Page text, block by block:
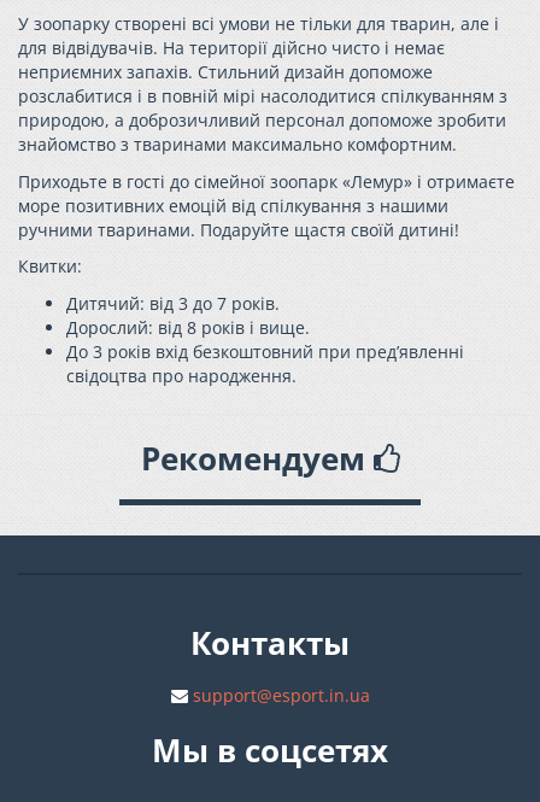
У зоопарку створені всі умови не тільки для тварин, але і
для відвідувачів. На території дійсно чисто і немає
неприємних запахів. Стильний дизайн допоможе
розслабитися і в повній мірі насолодитися спілкуванням з
природою, а доброзичливий персонал допоможе зробити
знайомство з тваринами максимально комфортним.
Приходьте в гості до сімейної зоопарк «Лемур» і отримаєте
море позитивних емоцій від спілкування з нашими
ручними тваринами. Подаруйте щастя своїй дитині!
Квитки:
Дитячий: від 3 до 7 років.
Дорослий: від 8 років і вище.
До 3 років вхід безкоштовний при пред’явленні
свідоцтва про народження.
Рекомендуем
Контакты
support@esport.in.ua
Мы в соцсетях